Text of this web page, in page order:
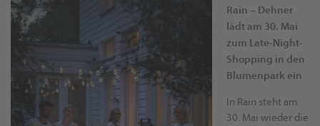
Rain – Dehner
lädt am 30. Mai
zum Late-Night-
Shopping in den
Blumenpark ein
In Rain steht am
30. Mai wieder die